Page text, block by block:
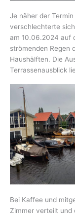
Je näher der
verschlechterte
am 10.06.2024 auf
strömenden Regen
Haushälften. Die
Terrassenausblick
Bei Kaffee und
Zimmer verteilt und